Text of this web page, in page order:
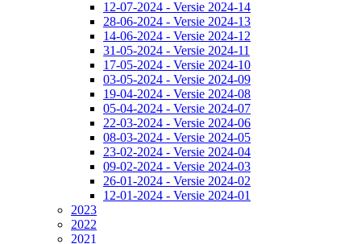
12-07-2024 - Versie 2024-14
28-06-2024 - Versie 2024-13
14-06-2024 - Versie 2024-12
31-05-2024 - Versie 2024-11
17-05-2024 - Versie 2024-10
03-05-2024 - Versie 2024-09
19-04-2024 - Versie 2024-08
05-04-2024 - Versie 2024-07
22-03-2024 - Versie 2024-06
08-03-2024 - Versie 2024-05
23-02-2024 - Versie 2024-04
09-02-2024 - Versie 2024-03
26-01-2024 - Versie 2024-02
12-01-2024 - Versie 2024-01
2023
2022
2021